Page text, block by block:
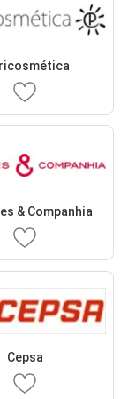
& Companhia
Cepsa